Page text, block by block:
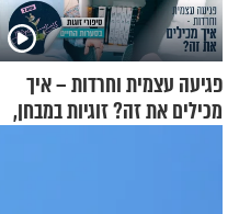
פגיעה עצמית וחרדות – איך
מכילים את זה? זוגיות במבחן,